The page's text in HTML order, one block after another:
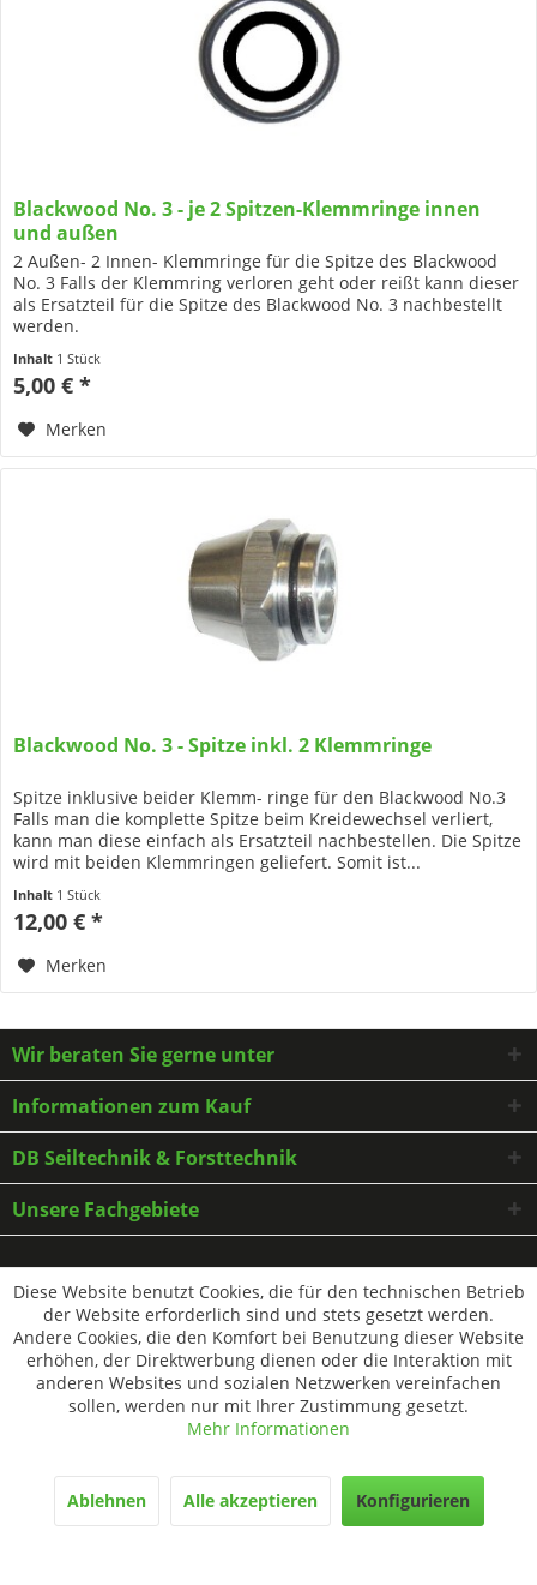
Blackwood No. 3 - je 2 Spitzen-Klemmringe innen
und außen
2 Außen- 2 Innen- Klemmringe für die Spitze des Blackwood
No. 3 Falls der Klemmring verloren geht oder reißt kann dieser
als Ersatzteil für die Spitze des Blackwood No. 3 nachbestellt
werden.
Inhalt 1 Stück
5,00 € *
Merken
Blackwood No. 3 - Spitze inkl. 2 Klemmringe
Spitze inklusive beider Klemm- ringe für den Blackwood No.3
Falls man die komplette Spitze beim Kreidewechsel verliert,
kann man diese einfach als Ersatzteil nachbestellen. Die Spitze
wird mit beiden Klemmringen geliefert. Somit ist...
Inhalt 1 Stück
12,00 € *
Merken
Wir beraten Sie gerne unter
Informationen zum Kauf
DB Seiltechnik & Forsttechnik
Unsere Fachgebiete
* Alle Preise inkl. gesetzl. Mehrwertsteuer zzgl.Versandkostenund ggf.
Nachnahmegebühren, wenn nicht anders beschrieben
Diese Website benutzt Cookies, die für den technischen Betrieb
der Website erforderlich sind und stets gesetzt werden.
Andere Cookies, die den Komfort bei Benutzung dieser Website
erhöhen, der Direktwerbung dienen oder die Interaktion mit
anderen Websites und sozialen Netzwerken vereinfachen
sollen, werden nur mit Ihrer Zustimmung gesetzt.
Mehr Informationen
Ablehnen Alle akzeptieren Konfigurieren